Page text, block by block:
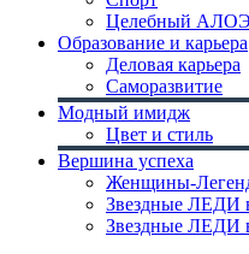
Целебный АЛОЭ
Образование и карьера
Деловая карьера
Саморазвитие
Модный имидж
Цвет и стиль
Вершина успеха
Женщины-
Звездные ЛЕДИ
Звездные ЛЕДИ